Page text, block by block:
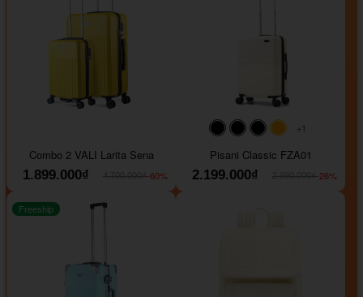
Combo 2 VALI Larita Sena
1.899.000₫
-60%
#000000#000000
#000000
#ffa500
+1
Pisani Classic FZA01
2.199.000₫
-26%
Freeship